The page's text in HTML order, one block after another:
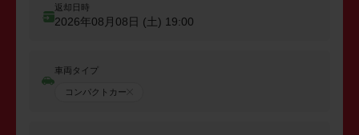
返却日時
2026年08月08日 (土) 19:00
車両タイプ
コンパクトカー